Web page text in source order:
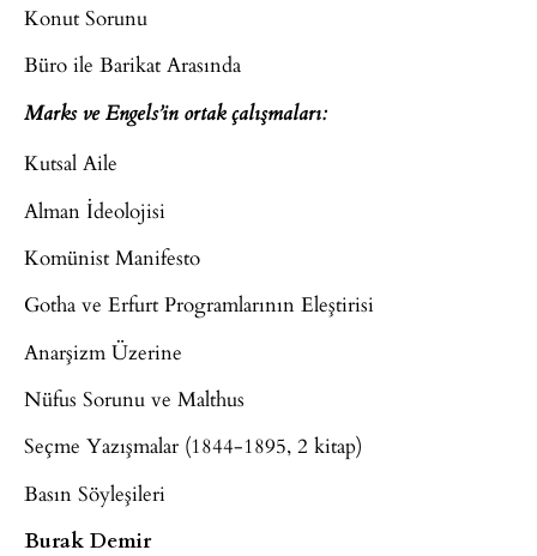
Konut Sorunu
Büro ile Barikat Arasında
Marks ve Engels’in ortak çalışmaları:
Kutsal Aile
Alman İdeolojisi
Komünist Manifesto
Gotha ve Erfurt Programlarının Eleştirisi
Anarşizm Üzerine
Nüfus Sorunu ve Malthus
Seçme Yazışmalar (1844-1895, 2 kitap)
Basın Söyleşileri
Burak Demir